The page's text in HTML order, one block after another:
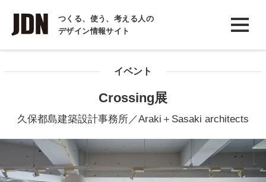
つくる、使う、考える人の
デザイン情報サイト
INTERVIEW
インタビュー
COLUMN
イベント
Crossing展
久保都島建築設計事務所／Araki＋Sasaki architects